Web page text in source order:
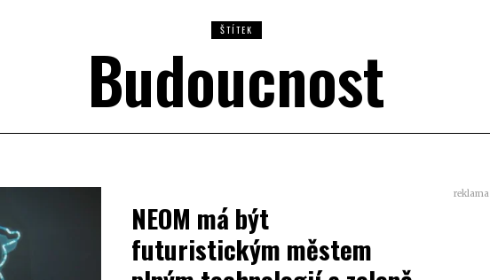
ŠTÍTEK
Budoucnost
NEOM má být
futuristickým městem
reklama